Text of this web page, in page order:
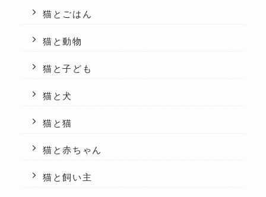
猫とごはん
猫と動物
猫と子ども
猫と犬
猫と猫
猫と赤ちゃん
猫と飼い主